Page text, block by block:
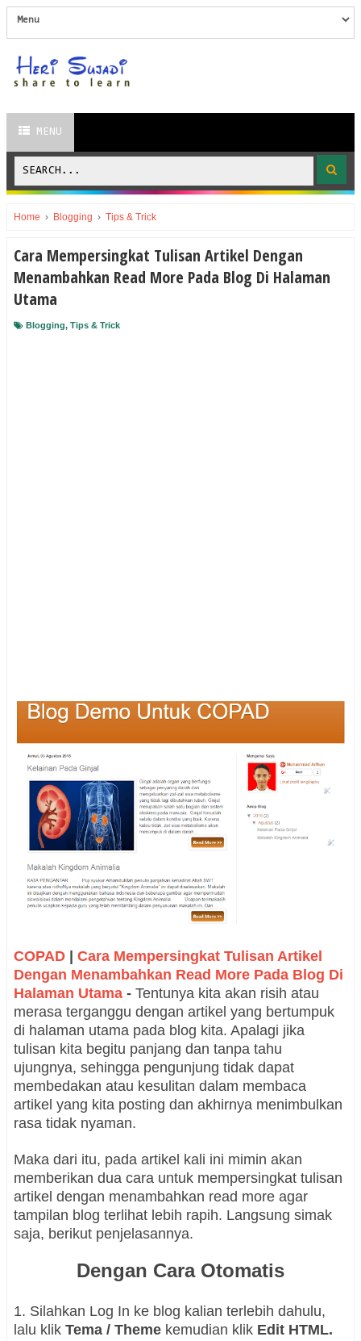
MENU
Home › Blogging › Tips & Trick
Cara Mempersingkat Tulisan Artikel Dengan
Menambahkan Read More Pada Blog Di Halaman
Utama
Blogging, Tips & Trick
COPAD | Cara Mempersingkat Tulisan Artikel
Dengan Menambahkan Read More Pada Blog Di
Halaman Utama - Tentunya kita akan risih atau
merasa terganggu dengan artikel yang bertumpuk
di halaman utama pada blog kita. Apalagi jika
tulisan kita begitu panjang dan tanpa tahu
ujungnya, sehingga pengunjung tidak dapat
membedakan atau kesulitan dalam membaca
artikel yang kita posting dan akhirnya menimbulkan
rasa tidak nyaman.
Maka dari itu, pada artikel kali ini mimin akan
memberikan dua cara untuk mempersingkat tulisan
artikel dengan menambahkan read more agar
tampilan blog terlihat lebih rapih. Langsung simak
saja, berikut penjelasannya.
Dengan Cara Otomatis
1. Silahkan Log In ke blog kalian terlebih dahulu,
lalu klik Tema / Theme kemudian klik Edit HTML.